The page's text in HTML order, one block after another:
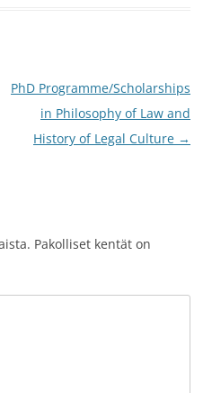
PhD Programme/Scholarships
in Philosophy of Law and
History of Legal Culture →
Pakolliset kentät on